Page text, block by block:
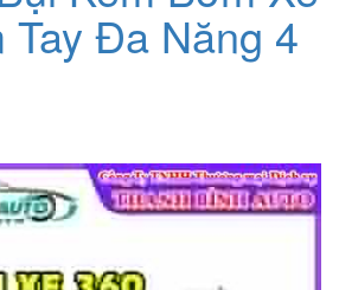
Tay Đa Năng 4